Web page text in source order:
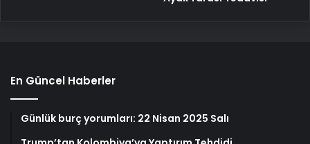
En Güncel Haberler
Günlük burç yorumları: 22 Nisan 2025 Salı